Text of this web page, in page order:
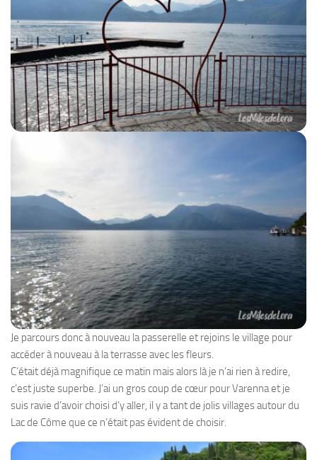
Je parcours donc à nouveau la passerelle et rejoins le village pour
accéder à nouveau à la terrasse avec les fleurs.
C’était déjà magnifique ce matin mais alors là je n’ai rien à redire,
c’est juste superbe. J’ai un gros coup de cœur pour Varenna et je
suis ravie d’avoir choisi d’y aller, il y a tant de jolis villages autour du
Lac de Côme que ce n’était pas évident de choisir.